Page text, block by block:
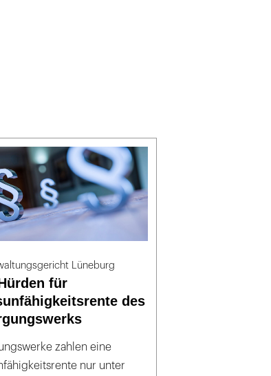
Lüneburg
für
des
zahlen eine
nur unter